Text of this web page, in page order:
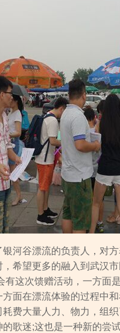
谷漂流的负责人，对方
希望更多的融入到武汉
有这次馈赠活动，一方面
面在漂流体验的过程中
费大量人力、物力，组
歌迷;这也是一种新的尝